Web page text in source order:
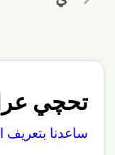
تحچي
ساعدنا بتعريف